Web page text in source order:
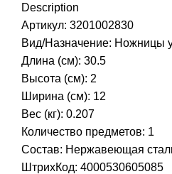
Description
Артикул: 3201002830
Вид/Назначение: Ножницы
Длина (см): 30.5
Высота (см): 2
Ширина (см): 12
Вес (кг): 0.207
Количество предметов: 1
Состав: Нержавеющая
ШтрихКод: 4000530605085